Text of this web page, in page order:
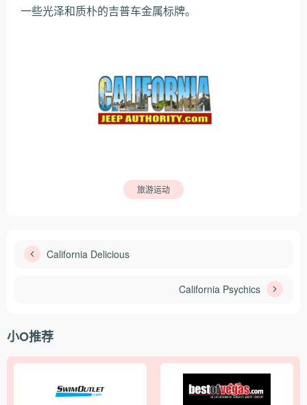
一些光泽和质朴的吉普车金属标牌。
旅游运动
California Delicious
California Psychics
小O推荐